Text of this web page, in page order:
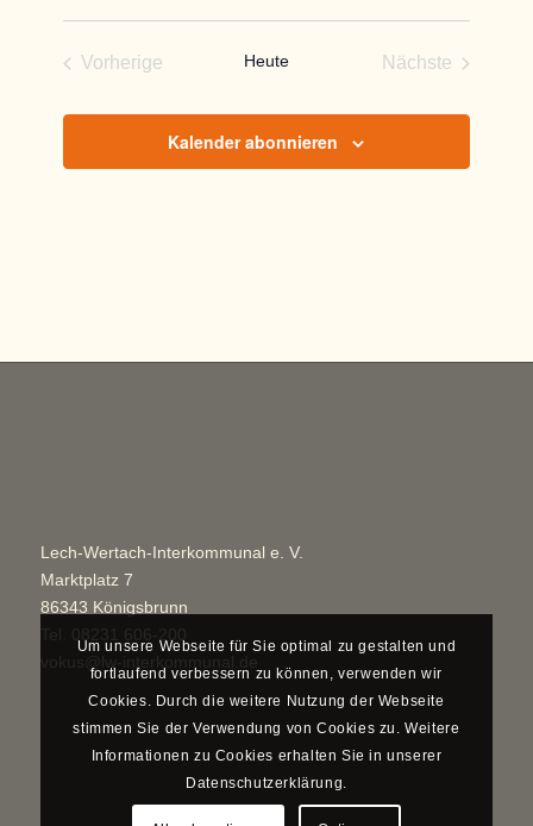
Vorherige
Heute
Nächste
Kalender abonnieren
Lech-Wertach-Interkommunal e. V.
Marktplatz 7
86343 Königsbrunn
Um unsere Webseite für Sie optimal zu gestalten und
fortlaufend verbessern zu können, verwenden wir
Cookies. Durch die weitere Nutzung der Webseite
stimmen Sie der Verwendung von Cookies zu. Weitere
Informationen zu Cookies erhalten Sie in unserer
Datenschutzerklärung.